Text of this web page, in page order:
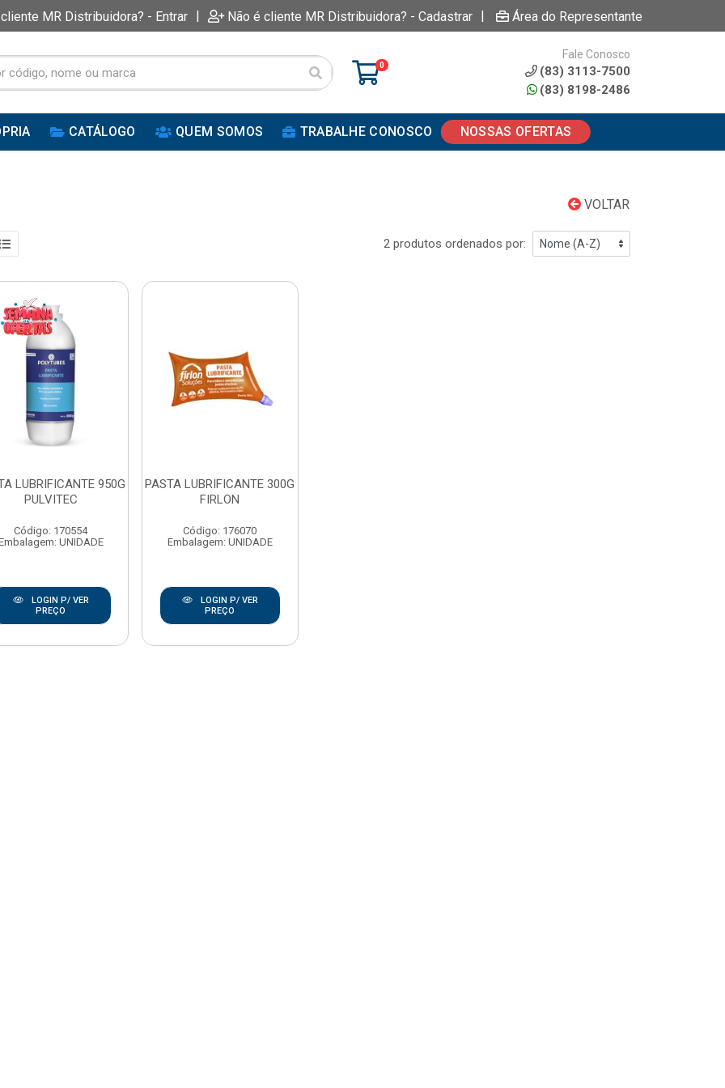
MR Distribuidora? - Entrar | Não é cliente MR Distribuidora? - Cadastrar | Área do Representante
0
Fale Conosco
(83) 3113-7500
(83) 8198-2486
CATÁLOGO QUEM SOMOS TRABALHE CONOSCO NOSSAS OFERTAS
VOLTAR
2 produtos ordenados por:
LUBRIFICANTE 950G
PULVITEC
Código: 170554
UNIDADE
LOGIN P/ VER
PREÇO
PASTA LUBRIFICANTE 300G
FIRLON
Código: 176070
Embalagem: UNIDADE
LOGIN P/ VER
PREÇO